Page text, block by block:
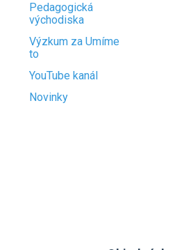
Pedagogická
východiska
Výzkum za Umíme
to
YouTube kanál
Novinky